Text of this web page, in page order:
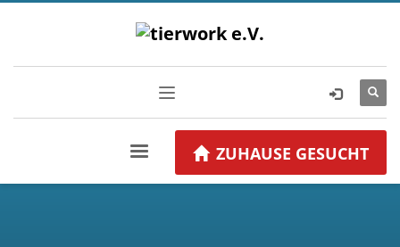
ZUHAUSE GESUCHT